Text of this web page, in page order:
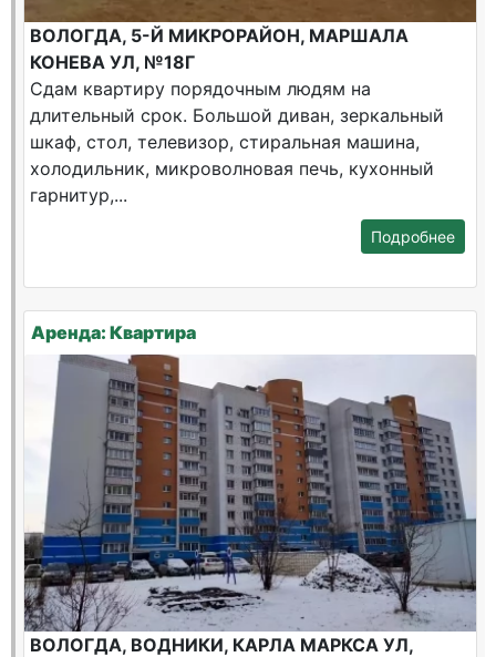
ВОЛОГДА, 5-Й МИКРОРАЙОН, МАРШАЛА
КОНЕВА УЛ, №18Г
Сдам квартиру порядочным людям на
длительный срок. Большой диван, зеркальный
шкаф, стол, телевизор, стиральная машина,
холодильник, микроволновая печь, кухонный
гарнитур,...
Подробнее
Аренда: Квартира
ВОЛОГДА, ВОДНИКИ, КАРЛА МАРКСА УЛ,